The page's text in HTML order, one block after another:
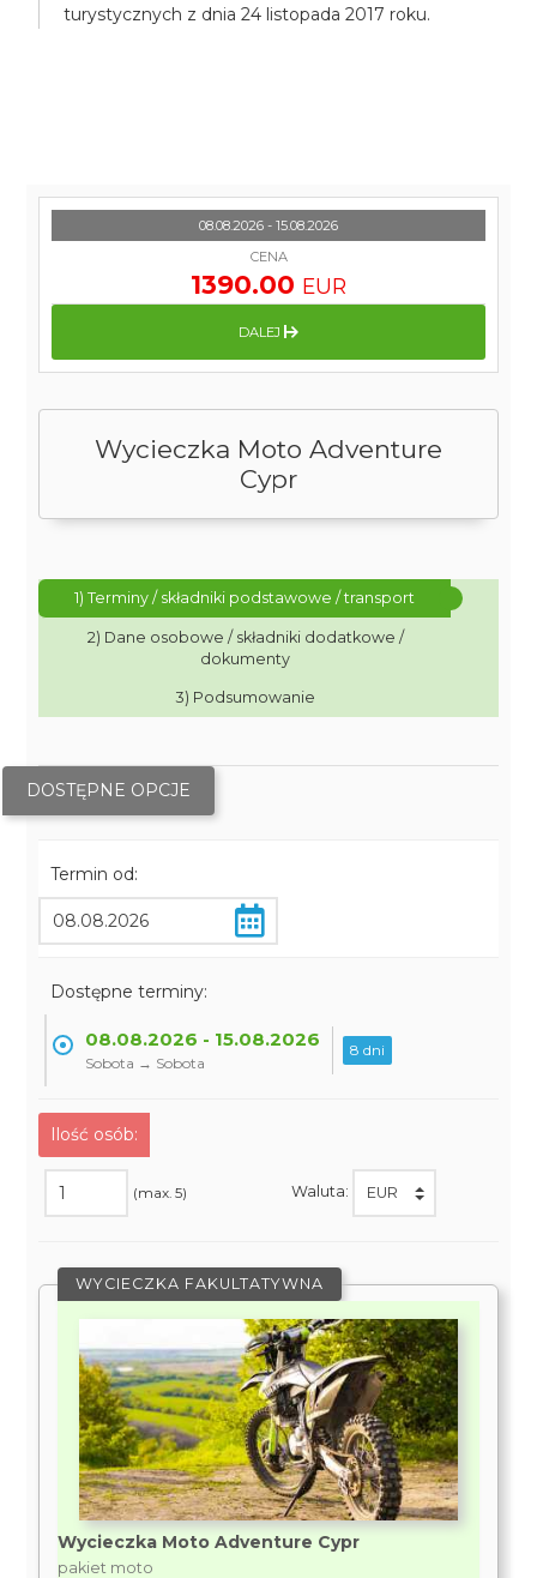
turystycznych z dnia 24 listopada 2017 roku.
Wycieczka Moto Adventure
Cypr
1) Terminy / składniki podstawowe / transport
2) Dane osobowe / składniki dodatkowe /
dokumenty
3) Podsumowanie
DOSTĘPNE OPCJE
Termin od:
Dostępne terminy:
08.08.2026 - 15.08.2026
Sobota → Sobota
8 dni
Ilość osób:
(max. 5) Waluta:
WYCIECZKA FAKULTATYWNA
Wycieczka Moto Adventure Cypr
pakiet moto
08.08.2026 - 15.08.2026
CENA
1390.00 EUR
DALEJ